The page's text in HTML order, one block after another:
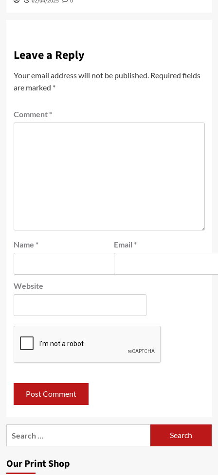
Leave a Reply
Your email address will not be published. Required fields
are marked *
Comment *
Name * Email *
Website
Our Print Shop